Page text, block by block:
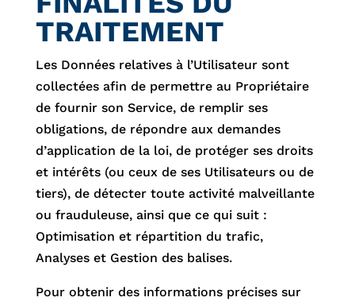
TRAITEMENT
Les Données relatives à l’Utilisateur sont
collectées afin de permettre au Propriétaire
de fournir son Service, de remplir ses
obligations, de répondre aux demandes
d’application de la loi, de protéger ses droits
et intérêts (ou ceux de ses Utilisateurs ou de
tiers), de détecter toute activité malveillante
ou frauduleuse, ainsi que ce qui suit :
Optimisation et répartition du trafic,
Analyses et Gestion des balises.
Pour obtenir des informations précises sur